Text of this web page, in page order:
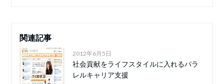
関連記事
2012年6月5日
社会貢献をライフスタイルに入れるパラ
レルキャリア支援